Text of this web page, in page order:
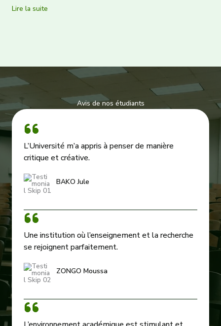
Lire la suite
Avis de nos étudiants
L’Université m’a appris à penser de manière
critique et créative.
BAKO Jule
Une institution où l’enseignement et la recherche
se rejoignent parfaitement.
ZONGO Moussa